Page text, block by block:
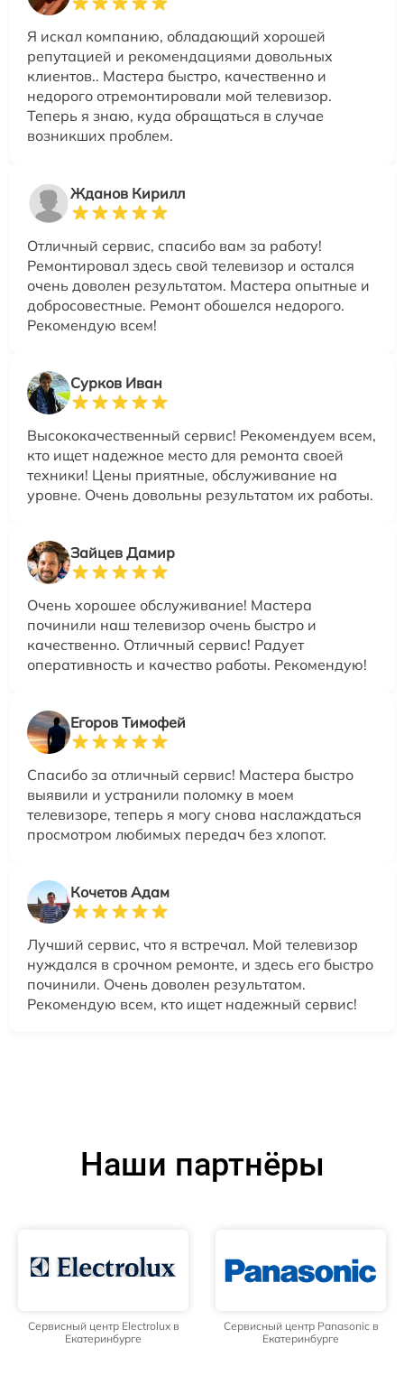
Я искал компанию, обладающий хорошей
репутацией и рекомендациями довольных
клиентов.. Мастера быстро, качественно и
недорого отремонтировали мой телевизор.
Теперь я знаю, куда обращаться в случае
возникших проблем.
Жданов Кирилл
Отличный сервис, спасибо вам за работу!
Ремонтировал здесь свой телевизор и остался
очень доволен результатом. Мастера опытные и
добросовестные. Ремонт обошелся недорого.
Рекомендую всем!
Сурков Иван
Высококачественный сервис! Рекомендуем всем,
кто ищет надежное место для ремонта своей
техники! Цены приятные, обслуживание на
уровне. Очень довольны результатом их работы.
Зайцев Дамир
Очень хорошее обслуживание! Мастера
починили наш телевизор очень быстро и
качественно. Отличный сервис! Радует
оперативность и качество работы. Рекомендую!
Егоров Тимофей
Спасибо за отличный сервис! Мастера быстро
выявили и устранили поломку в моем
телевизоре, теперь я могу снова наслаждаться
просмотром любимых передач без хлопот.
Кочетов Адам
Лучший сервис, что я встречал. Мой телевизор
нуждался в срочном ремонте, и здесь его быстро
починили. Очень доволен результатом.
Рекомендую всем, кто ищет надежный сервис!
Наши партнёры
Сервисный центр Electrolux в
Екатеринбурге
Сервисный центр Panasonic в
Екатеринбурге